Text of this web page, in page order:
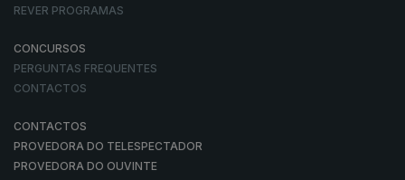
REVER PROGRAMAS
CONCURSOS
PERGUNTAS FREQUENTES
CONTACTOS
CONTACTOS
PROVEDORA DO TELESPECTADOR
PROVEDORA DO OUVINTE